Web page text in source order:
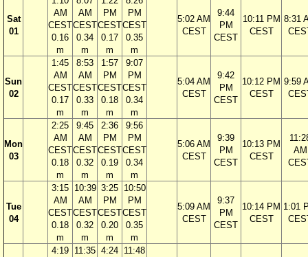
Sat
01
AM
CEST
0.16
m
AM
CEST
0.34
m
PM
CEST
0.17
m
PM
CEST
0.35
m
5:02 AM
CEST
9:44
PM
CEST
10:11 PM
CEST
8:31
Sun
02
1:45
AM
CEST
0.17
m
8:53
AM
CEST
0.33
m
1:57
PM
CEST
0.18
m
9:07
PM
CEST
0.34
m
5:04 AM
CEST
9:42
PM
CEST
10:12 PM
CEST
9:59
Mon
03
2:25
AM
CEST
0.18
m
9:45
AM
CEST
0.32
m
2:36
PM
CEST
0.19
m
9:56
PM
CEST
0.34
m
5:06 AM
CEST
9:39
PM
CEST
10:13 PM
CEST
AM
Tue
04
3:15
AM
CEST
0.18
m
10:39
AM
CEST
0.32
m
3:25
PM
CEST
0.20
m
10:50
PM
CEST
0.35
m
5:09 AM
CEST
9:37
PM
CEST
10:14 PM
CEST
1:01
4:19 11:35 4:24 11:48